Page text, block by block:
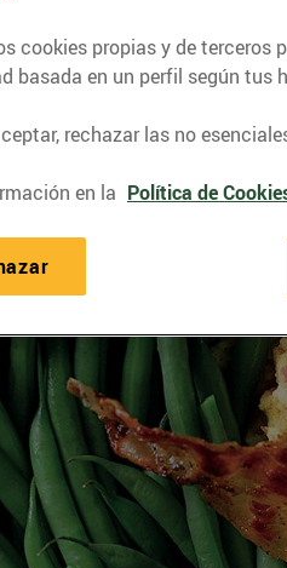
recetas, consejos
gastronomía de nuestro
cookies propias y de terceros
basada en un perfil según tus
rechazar las no
en la Política de